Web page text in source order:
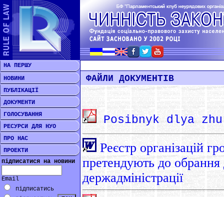
НА ПЕРШУ
НОВИНИ
ПУБЛІКАЦІЇ
ДОКУМЕНТИ
ГОЛОСУВАННЯ
РЕСУРСИ ДЛЯ НУО
ПРО НАС
ПРОЕКТИ
підписатися на новини
Email
підписатись
ФАЙЛИ ДОКУМЕНТІВ
Posibnyk dlya
Реєстр організацій
претендують до обрання
держадміністрації